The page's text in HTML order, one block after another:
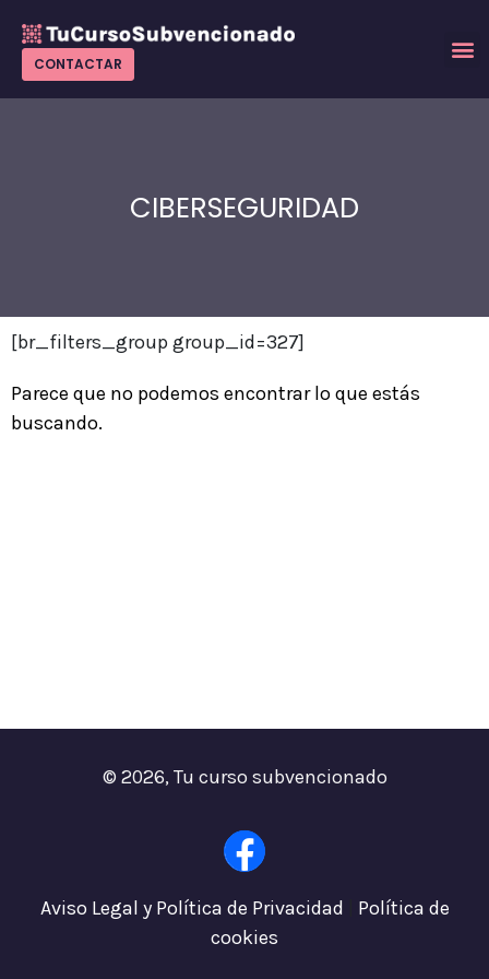
contenido
CONTACTAR
CIBERSEGURIDAD
[br_filters_group group_id=327]
Parece que no podemos encontrar lo que estás
buscando.
© 2026, Tu curso subvencionado
F
a
c
Aviso Legal y Política de Privacidad
Política de
cookies